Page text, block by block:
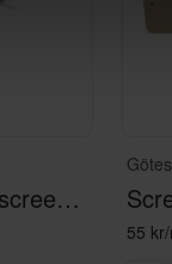
ScreenIT A40 - floor screen light green
55